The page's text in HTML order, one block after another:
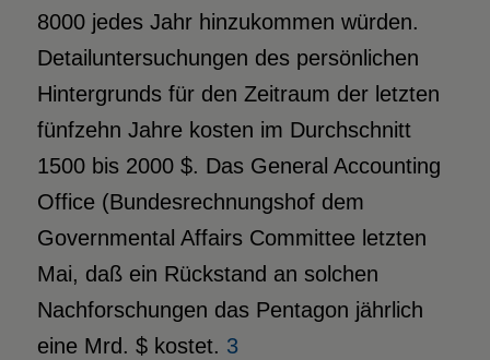
8000 jedes Jahr hinzukommen würden.
Detailuntersuchungen des persönlichen
Hintergrunds für den Zeitraum der letzten
fünfzehn Jahre kosten im Durchschnitt
1500 bis 2000 $. Das General Accounting
Office (Bundesrechnungshof dem
Governmental Affairs Committee letzten
Mai, daß ein Rückstand an solchen
Nachforschungen das Pentagon jährlich
eine Mrd. $ kostet. 3